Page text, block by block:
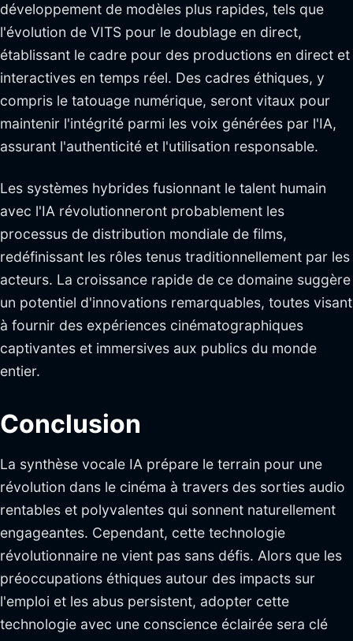
développement de modèles plus rapides, tels que
l'évolution de VITS pour le doublage en direct,
établissant le cadre pour des productions en direct et
interactives en temps réel. Des cadres éthiques, y
compris le tatouage numérique, seront vitaux pour
maintenir l'intégrité parmi les voix générées par l'IA,
assurant l'authenticité et l'utilisation responsable.
Les systèmes hybrides fusionnant le talent humain
avec l'IA révolutionneront probablement les
processus de distribution mondiale de films,
redéfinissant les rôles tenus traditionnellement par les
acteurs. La croissance rapide de ce domaine suggère
un potentiel d'innovations remarquables, toutes visant
à fournir des expériences cinématographiques
captivantes et immersives aux publics du monde
entier.
Conclusion
La synthèse vocale IA prépare le terrain pour une
révolution dans le cinéma à travers des sorties audio
rentables et polyvalentes qui sonnent naturellement
engageantes. Cependant, cette technologie
révolutionnaire ne vient pas sans défis. Alors que les
préoccupations éthiques autour des impacts sur
l'emploi et les abus persistent, adopter cette
technologie avec une conscience éclairée sera clé